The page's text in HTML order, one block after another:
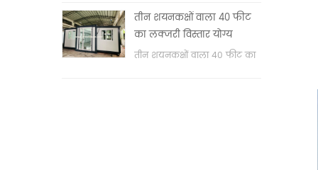
वॉश बेसिन & nbsp;
तीन शयनकक्षों वाला 40 फीट
का लक्जरी विस्तार योग्य
कंटेनर हाउस
तीन शयनकक्षों वाला 40 फीट का